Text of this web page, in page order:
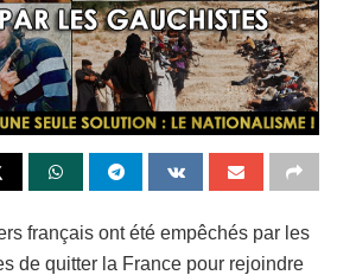
français ont été empêchés par les
de quitter la France pour rejoindre